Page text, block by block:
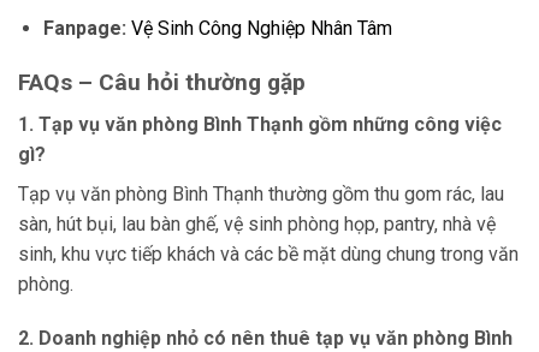
Fanpage: Vệ Sinh Công Nghiệp Nhân Tâm
FAQs – Câu hỏi thường gặp
1. Tạp vụ văn phòng Bình Thạnh gồm những công việc
gì?
Tạp vụ văn phòng Bình Thạnh thường gồm thu gom rác, lau
sàn, hút bụi, lau bàn ghế, vệ sinh phòng họp, pantry, nhà vệ
sinh, khu vực tiếp khách và các bề mặt dùng chung trong văn
phòng.
2. Doanh nghiệp nhỏ có nên thuê tạp vụ văn phòng Bình